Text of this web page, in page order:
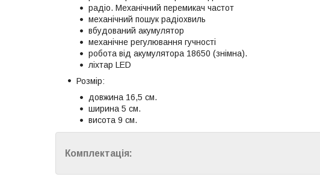
радіо. Механічний перемикач частот
механічний пошук радіохвиль
вбудований акумулятор
механічне регулювання гучності
робота від акумулятора 18650 (знімна).
ліхтар LED
Розмір:
довжина 16,5 см.
ширина 5 см.
висота 9 см.
Комплектація: